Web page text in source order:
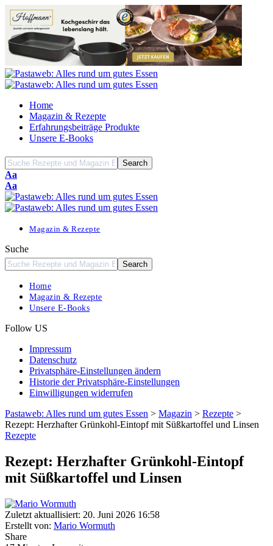
Home
Magazin & Rezepte
Erfahrungsbeiträge Produkte
Unsere E-Books
Font
Resizer
Aa
Font
Resizer
Aa
Magazin & Rezepte
Suche
Home
Magazin & Rezepte
Unsere E-Books
Follow US
Impressum
Datenschutz
Privatsphäre-Einstellungen ändern
Historie der Privatsphäre-Einstellungen
Einwilligungen widerrufen
Pastaweb: Alles rund um gutes Essen > Magazin > Rezepte >
Rezept: Herzhafter Grünkohl-Eintopf mit Süßkartoffel und Linsen
Rezepte
Rezept: Herzhafter Grünkohl-Eintopf
mit Süßkartoffel und Linsen
Zuletzt aktuallisiert: 20. Juni 2026 16:58
Erstellt von: Mario Wormuth
Share